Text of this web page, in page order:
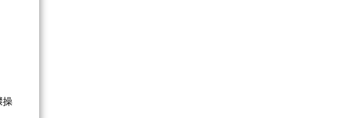
操